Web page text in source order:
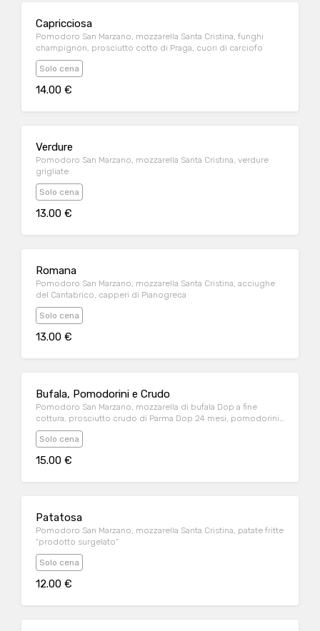
Capricciosa
Pomodoro San Marzano, mozzarella Santa Cristina, funghi
champignon, prosciutto cotto di Praga, cuori di carciofo
Solo cena
14.00 €
Verdure
Pomodoro San Marzano, mozzarella Santa Cristina, verdure
grigliate
Solo cena
13.00 €
Romana
Pomodoro San Marzano, mozzarella Santa Cristina, acciughe
del Cantabrico, capperi di Pianogreca
Solo cena
13.00 €
Bufala, Pomodorini e Crudo
Pomodoro San Marzano, mozzarella di bufala Dop a fine
cottura, prosciutto crudo di Parma Dop 24 mesi, pomodorini
semi-dry
Solo cena
15.00 €
Patatosa
Pomodoro San Marzano, mozzarella Santa Cristina, patate fritte
“prodotto surgelato”
Solo cena
12.00 €